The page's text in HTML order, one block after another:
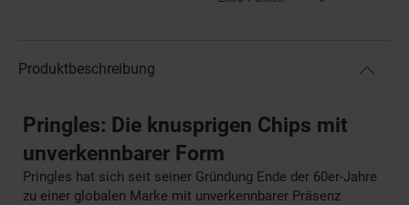
Produktbeschreibung
Pringles: Die knusprigen Chips mit
unverkennbarer Form
Pringles hat sich seit seiner Gründung Ende der 60er-Jahre
zu einer globalen Marke mit unverkennbarer Präsenz